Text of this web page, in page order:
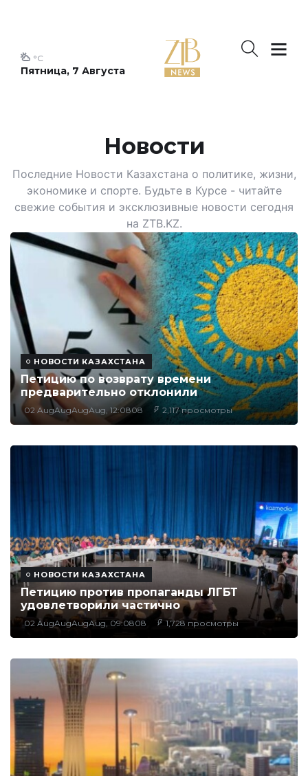
Пятница, 7 Августа
°C
Новости
Последние Новости Казахстана о политике, жизни,
экономике и спорте. Будьте в Курсе - читайте
свежие события и эксклюзивные новости сегодня
на ZTB.KZ.
НОВОСТИ КАЗАХСТАНА
Петицию по возврату времени
предварительно отклонили
02 AugAugAugAug, 12:0808 2,117 просмотры
НОВОСТИ КАЗАХСТАНА
Петицию против пропаганды ЛГБТ
удовлетворили частично
02 AugAugAugAug, 09:0808 1,728 просмотры